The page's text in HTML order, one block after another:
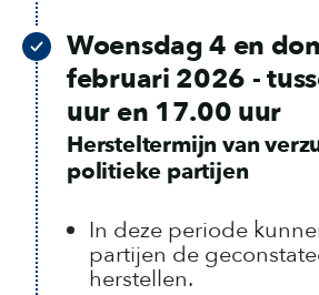
Woensdag 4 en
februari 2026 -
uur en 17.00 uur
Hersteltermijn van
politieke partijen
In deze periode
partijen de
herstellen.